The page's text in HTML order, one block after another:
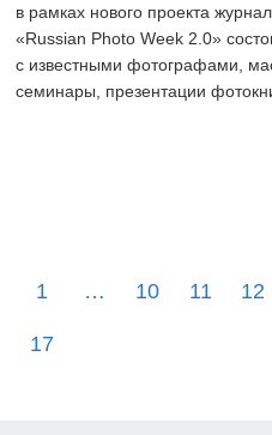
в рамках нового проекта
«Russian Photo Week 2.0»
с известными фотографами,
семинары, презентации
1 … 10 11 12
17